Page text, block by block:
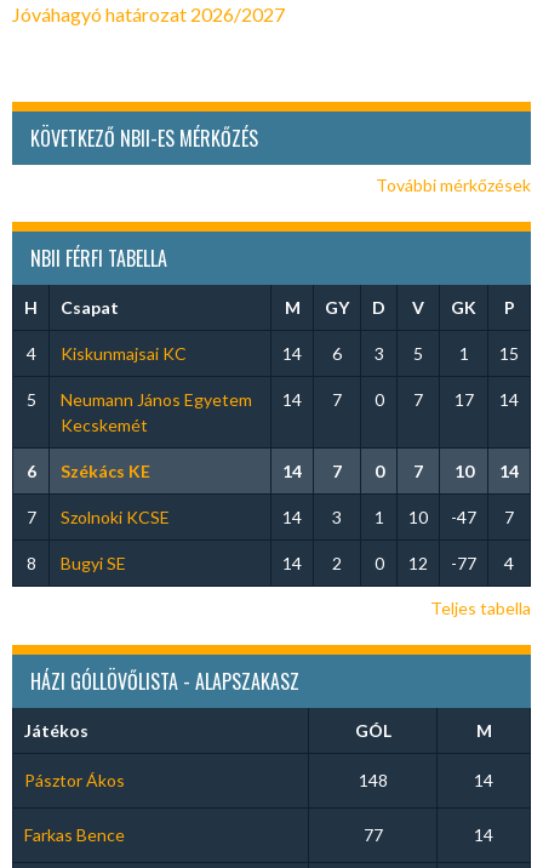
Jóváhagyó határozat 2026/2027
KÖVETKEZŐ NBII-ES MÉRKŐZÉS
További mérkőzések
NBII FÉRFI TABELLA
H Csapat M GY D V GK P
4 Kiskunmajsai KC 14 6 3 5 1 15
5
Neumann János Egyetem
Kecskemét
14 7 0 7 17 14
6 Székács KE 14 7 0 7 10 14
7 Szolnoki KCSE 14 3 1 10 -47 7
8 Bugyi SE 14 2 0 12 -77 4
Teljes tabella
HÁZI GÓLLÖVŐLISTA - ALAPSZAKASZ
Játékos GÓL M
Pásztor Ákos 148 14
Farkas Bence 77 14